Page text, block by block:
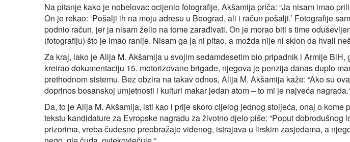
Na pitanje kako je nobelovac ocijenio fotografije, Akšamija priča: “Ja nisam imao
On je rekao: ‘Pošalji ih na moju adresu u Beograd, ali i račun pošalji.’ Fotografije
podnio račun, jer ja nisam želio na tome zarađivati. On je morao biti s time
(fotografiju) što je imao ranije. Nisam ga ja ni pitao, a možda nije ni sklon da hvali
Za kraj, iako je Alija M. Akšamija u svojim sedamdesetim bio pripadnik i Armije BiH,
kreirao dokumentaciju 15. motorizovane brigade, njegova je penzija danas duplo
prethodnom sistemu. Bez obzira na takav odnos, Alija M. Akšamija kaže: “Ako su
doprinos bosanskoj umjetnosti i kulturi makar jedan atom – to mi je najveća
Da, to je Alija M. Akšamija, isti kao i prije skoro cijelog jednog stoljeća, onaj o kome
tekstu kandidature za Evropske nagradu za životno djelo piše: “Poput dobrodušnog
prizorima, vreba čudesne preobražaje viđenog, istrajava u lirskim zasjedama, a